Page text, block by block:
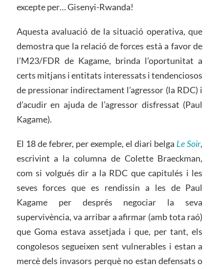
excepte per… Gisenyi-Rwanda!
Aquesta avaluació de la situació operativa, que
demostra que la relació de forces està a favor de
l’M23/FDR de Kagame, brinda l’oportunitat a
certs mitjans i entitats interessats i tendenciosos
de pressionar indirectament l’agressor (la RDC) i
d’acudir en ajuda de l’agressor disfressat (Paul
Kagame).
El 18 de febrer, per exemple, el diari belga Le Soir,
escrivint a la columna de Colette Braeckman,
com si volgués dir a la RDC que capitulés i les
seves forces que es rendissin a les de Paul
Kagame per després negociar la seva
supervivència, va arribar a afirmar (amb tota raó)
que Goma estava assetjada i que, per tant, els
congolesos segueixen sent vulnerables i estan a
mercè dels invasors perquè no estan defensats o